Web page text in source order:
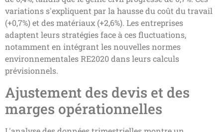
variations s'expliquent par la hausse du coût du travail
(+0,7%) et des matériaux (+2,6%). Les entreprises
adaptent leurs stratégies face à ces fluctuations,
notamment en intégrant les nouvelles normes
environnementales RE2020 dans leurs calculs
prévisionnels.
Ajustement des devis et des
marges opérationnelles